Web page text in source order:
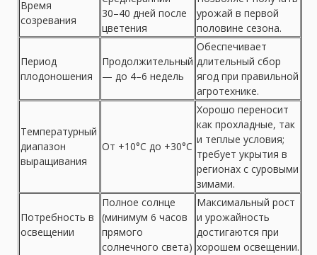
Время
созревания
30–40 дней после
цветения
урожай в первой
половине сезона.
Период
плодоношения
Продолжительный
— до 4–6 недель
Обеспечивает
длительный сбор
ягод при правильной
агротехнике.
Температурный
диапазон
выращивания
От +10°C до +30°C
Хорошо переносит
как прохладные, так
и теплые условия;
требует укрытия в
регионах с суровыми
зимами.
Потребность в
освещении
Полное солнце
(минимум 6 часов
прямого
солнечного света)
Максимальный рост
и урожайность
достигаются при
хорошем освещении.